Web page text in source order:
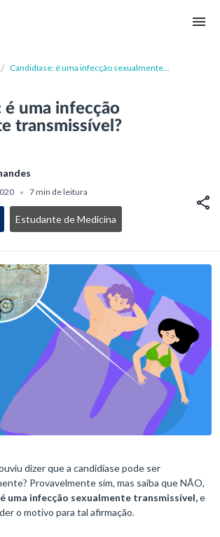
/ Candidíase: é uma infecção sexualmente
é uma infecção
transmissível?
• 7 min de leitura
Estudante de Medicina
dizer que a candidíase pode ser
Provavelmente sim, mas saiba que NÃO,
uma infecção sexualmente transmissível,e
o motivo para tal afirmação.